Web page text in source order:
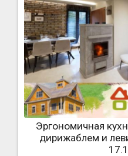
Эргономичная
дирижаблем и